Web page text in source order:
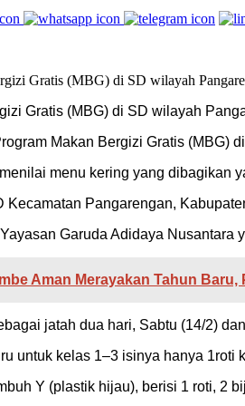
Gratis (MBG) di SD wilayah
Makan Bergizi Gratis (MBG)
menilai menu kering yang dibagikan
Kecamatan Pangarengan,
Garuda Adidaya
Aman Merayakan Tahun
jatah dua hari, Sabtu (14/2)
untuk kelas 1–3 isinya hanya 1roti
Y (plastik hijau), berisi 1 roti, 2